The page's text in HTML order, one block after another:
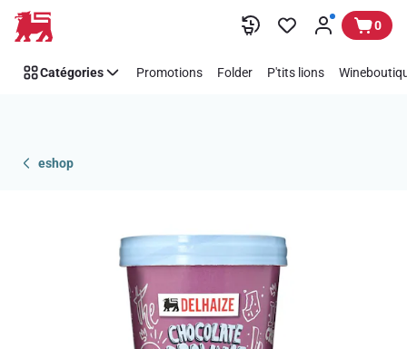
Passer 0
Catégories Promotions Folder P'tits lions
eshop